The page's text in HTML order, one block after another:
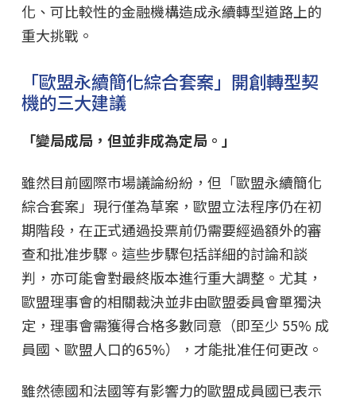
化、可比較性的金融機構造成永續轉型道路上的
重大挑戰。
「歐盟永續簡化綜合套案」開創轉型契
機的三大建議
「變局成局，但並非成為定局。」
雖然目前國際市場議論紛紛，但「歐盟永續簡化
綜合套案」現行僅為草案，歐盟立法程序仍在初
期階段，在正式通過投票前仍需要經過額外的審
查和批准步驟。這些步驟包括詳細的討論和談
判，亦可能會對最終版本進行重大調整。尤其，
歐盟理事會的相關裁決並非由歐盟委員會單獨決
定，理事會需獲得合格多數同意（即至少 55% 成
員國、歐盟人口的65%），才能批准任何更改。
雖然德國和法國等有影響力的歐盟成員國已表示